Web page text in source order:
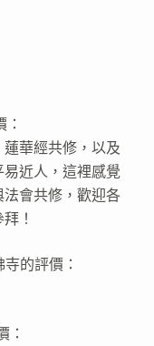
華經共修，以及
近人，這裡感覺
會共修，歡迎各
！
的評價：
：